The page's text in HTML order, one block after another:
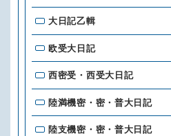
大日記乙輯
欧受大日記
西密受・西受大日記
陸満機密・密・普大日記
陸支機密・密・普大日記